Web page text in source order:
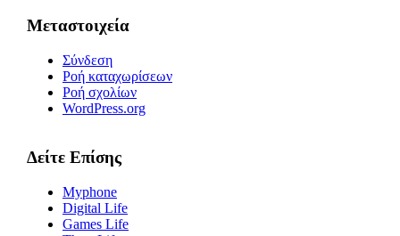
Μεταστοιχεία
Σύνδεση
Ροή καταχωρίσεων
Ροή σχολίων
WordPress.org
Δείτε Επίσης
Myphone
Digital Life
Games Life